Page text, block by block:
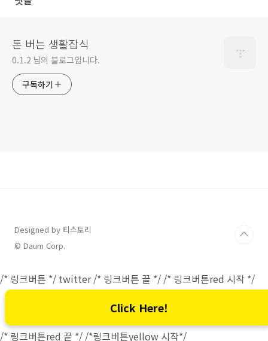
돈 버는 생활잡식
0.1.2 님의 블로그입니다.
구독하기
Designed by 티스토리
© Daum Corp.
/* 링크버튼 */ twitter/* 링크버튼 끝 */ /* 링크버튼red 시작 */
Click Here!
/* 링크버튼red 끝 */ /*링크버튼yellow 시작*/